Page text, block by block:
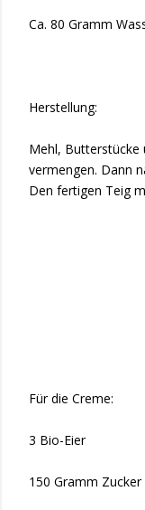
Ca. 80 Gramm
Herstellung:
Mehl, Butterstücke
vermengen. Dann
Den fertigen Teig
Für die Creme:
3 Bio-Eier
150 Gramm Zucker